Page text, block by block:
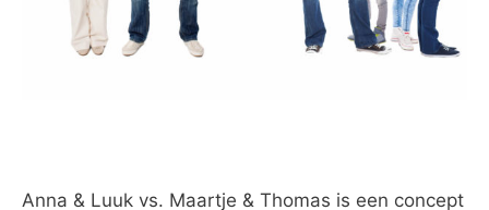
Anna & Luuk vs. Maartje & Thomas is een concept